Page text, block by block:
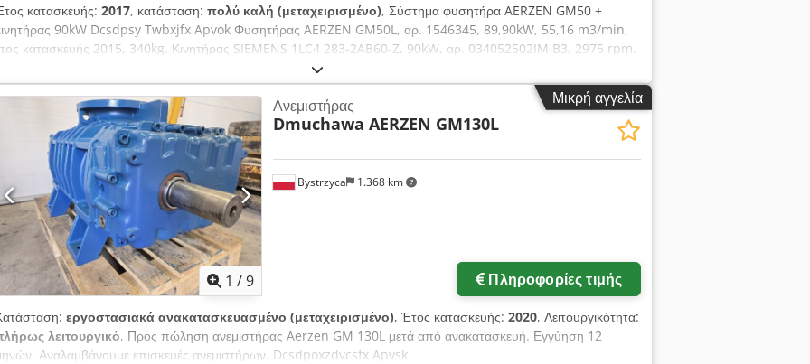
κατασκευής: 2017, κατάσταση: πολύ καλή (μεταχειρισμένο), Σύστημα φυσητήρα AERZEN GM50 +
90kW Dcsdpsy Twbxjfx Apvok Φυσητήρας AERZEN GM50L, αρ. 1546345, 89,90kW, 55,16 m3/min,
κατασκευής 2015, 340kg. Κινητήρας SIEMENS 1LC4 283-2AB60-Z, 90kW, αρ. 034052502IM B3, 2975 rpm.
Μικρή αγγελία
1 /9
Bystrzyca 1.368 km
Ανεμιστήρας
Dmuchawa AERZEN GM130L
Πληροφορίες τιμής
εργοστασιακά ανακατασκευασμένο (μεταχειρισμένο), Έτος κατασκευής: 2020, Λειτουργικότητα:
λειτουργικό, Προς πώληση ανεμιστήρας Aerzen GM 130L μετά από ανακατασκευή. Εγγύηση 12
Αναλαμβάνουμε επισκευές ανεμιστήρων. Dcsdpoxzdvcsfx Apvsk